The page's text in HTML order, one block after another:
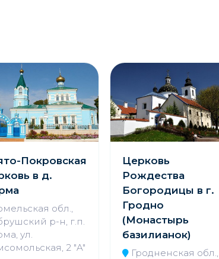
Покровская
в д.
обл.,
р-н, г.п.
ул.
2 "A"
Церковь
Рождества
Богородицы в г.
Гродно
(Монастырь
базилианок)
Гродненская обл.,